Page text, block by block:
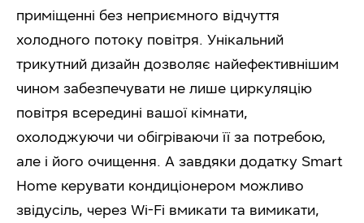
приміщенні без неприємного відчуття
холодного потоку повітря. Унікальний
трикутний дизайн дозволяє найефективнішим
чином забезпечувати не лише циркуляцію
повітря всередині вашої кімнати,
охолоджуючи чи обігріваючи її за потребою,
але і його очищення. А завдяки додатку Smart
Home керувати кондиціонером можливо
звідусіль, через Wi-Fi вмикати та вимикати,